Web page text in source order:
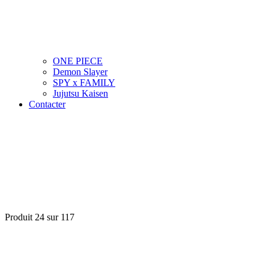
ONE PIECE
Demon Slayer
SPY x FAMILY
Jujutsu Kaisen
Contacter
Produit 24 sur 117